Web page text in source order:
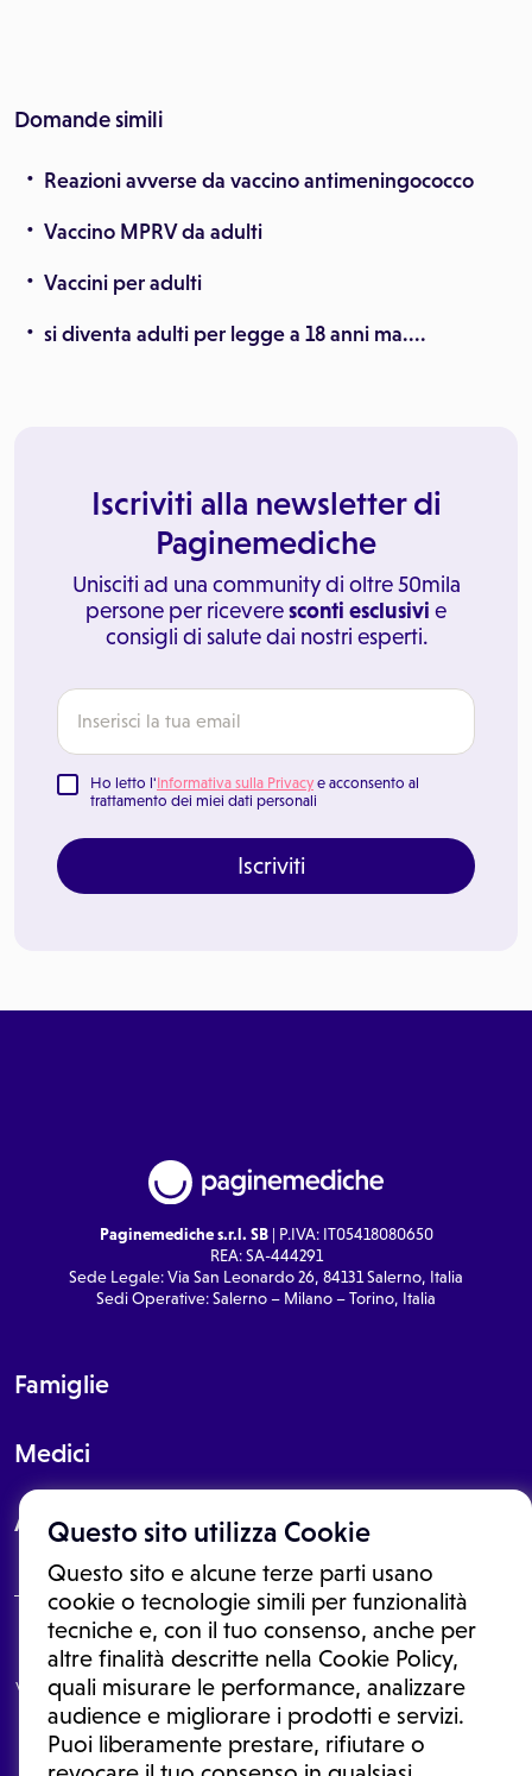
Questo sito utilizza Cookie
Questo sito e alcune terze parti usano
cookie o tecnologie simili per funzionalità
tecniche e, con il tuo consenso, anche per
altre finalità descritte nella Cookie Policy,
quali misurare le performance, analizzare
audience e migliorare i prodotti e servizi.
Puoi liberamente prestare, rifiutare o
Domande simili
Reazioni avverse da vaccino antimeningococco
Vaccino MPRV da adulti
Vaccini per adulti
si diventa adulti per legge a 18 anni ma....
Iscriviti alla newsletter di
Paginemediche
Unisciti ad una community di oltre 50mila
persone per riceveresconti esclusivi e
consigli di salute dai nostri esperti.
Ho letto l'Informativa sulla Privacy e acconsento al
trattamento dei miei dati personali
Iscriviti
Paginemediche s.r.l. SB| P.IVA: IT05418080650
REA: SA-444291
Sede Legale: Via San Leonardo 26, 84131 Salerno, Italia
Sedi Operative: Salerno – Milano – Torino, Italia
Famiglie
Medici
About
Le informazioni proposte in questo sito non sono un consulto medico.
In nessun caso, queste informazioni sostituiscono un consulto, una
visita o una diagnosi formulata dal medico. Non si devono considerare
le informazioni disponibili come suggerimenti per la formulazione di
una diagnosi, la determinazione di un trattamento o l'assunzione o
sospensione di un farmaco senza prima consultare un medico di
medicina generale o uno specialista.